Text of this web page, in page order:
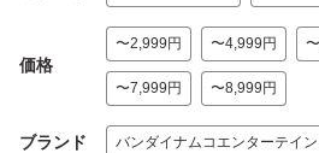
価格
〜2,999円 〜4,999円
〜7,999円 〜8,999円
ブランド バンダイナムコエンターテイン